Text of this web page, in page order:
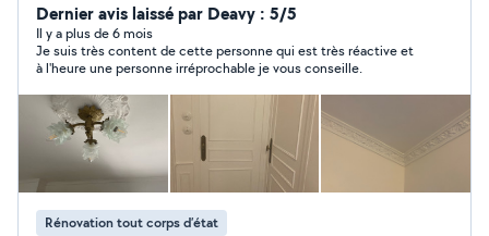
(Haussmannien - Château) - Pose de Parquet Massif et
Vitrification -Je peu également faire d'autre choses, si
vous le souhaitez, vous noterez que je m'engage dans ce
que je peu faire et non l'inverse.
Dernier avis laissé par Deavy : 5/5
Il y a plus de 6 mois
Je suis très content de cette personne qui est très réactive et
à l'heure une personne irréprochable je vous conseille.
Rénovation tout corps d’état